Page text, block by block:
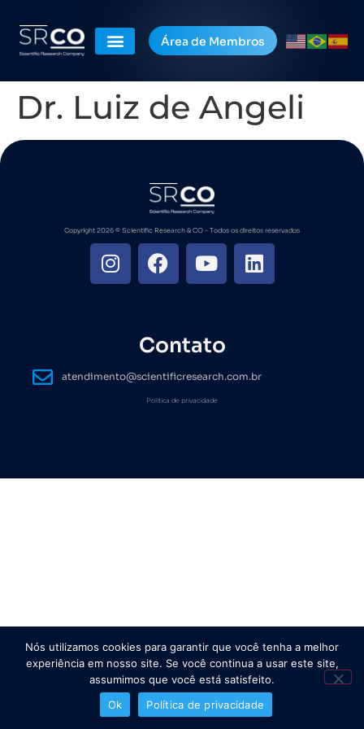
Área de Membros
Dr. Luiz de Angeli
Copyright 2026 ©️ Scientific Research & CO - Todos os direitos reservados
Contato
atendimento@scientificresearch.com.br
Política de privacidade
Nós utilizamos cookies para garantir que você tenha a melhor
experiência em nosso site. Se você continua a usar este site,
assumimos que você está satisfeito.
Ok
Política de privacidade